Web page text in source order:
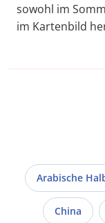
sowohl im
im Kartenbild
Arabische
China